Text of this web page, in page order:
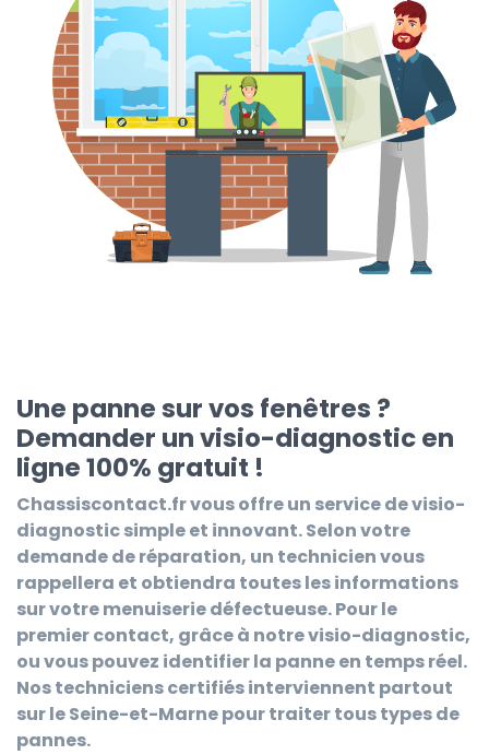
Une panne sur vos fenêtres ?
Demander un visio-diagnostic en
ligne 100% gratuit !
Chassiscontact.frvous offre un service de visio-
diagnostic simple et innovant. Selon votre
demande de réparation, un technicien vous
rappellera et obtiendra toutes les informations
sur votre menuiserie défectueuse. Pour le
premier contact, grâce à notre visio-diagnostic,
ou vous pouvez identifier la panne en temps réel.
Nos techniciens certifiés interviennent partout
sur le Seine-et-Marne pour traiter tous types de
pannes.